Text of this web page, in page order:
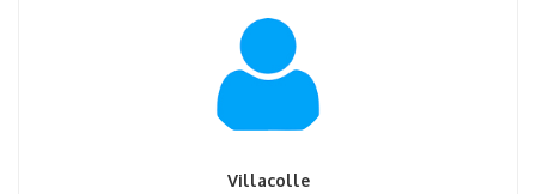
Villacolle